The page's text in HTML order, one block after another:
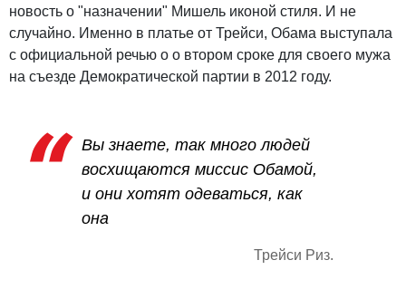
новость о "назначении" Мишель иконой стиля. И не
случайно. Именно в платье от Трейси, Обама выступала
с официальной речью о о втором сроке для своего мужа
на съезде Демократической партии в 2012 году.
Вы знаете, так много людей
восхищаются миссис Обамой,
и они хотят одеваться, как
она
Трейси Риз.